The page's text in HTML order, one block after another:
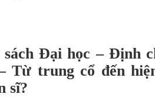
Đại học – Định
Từ trung cổ đến
sĩ?